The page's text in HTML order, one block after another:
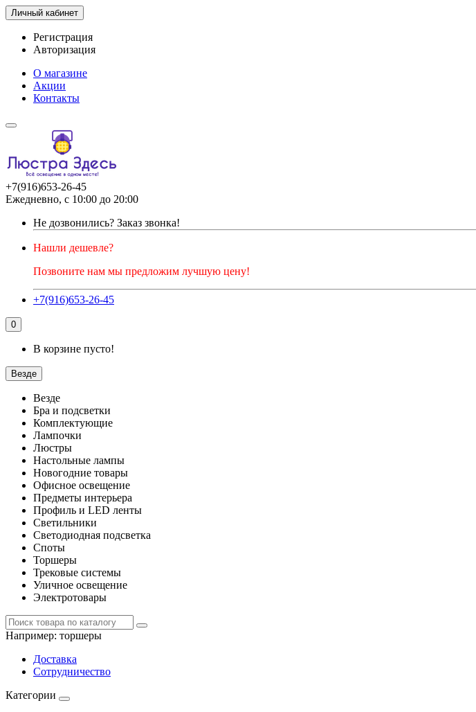
Личный кабинет
Регистрация
Авторизация
О магазине
Акции
Контакты
+7(916)653-26-45
Ежедневно, с 10:00 до 20:00
Не дозвонились? Заказ звонка!
Нашли дешевле?
Позвоните нам мы предложим лучшую цену!
+7(916)653-26-45
0
В корзине пусто!
Везде
Везде
Бра и подсветки
Комплектующие
Лампочки
Люстры
Настольные лампы
Новогодние товары
Офисное освещение
Предметы интерьера
Профиль и LED ленты
Светильники
Светодиодная подсветка
Споты
Торшеры
Трековые системы
Уличное освещение
Электротовары
Например: торшеры
Доставка
Сотрудничество
Категории